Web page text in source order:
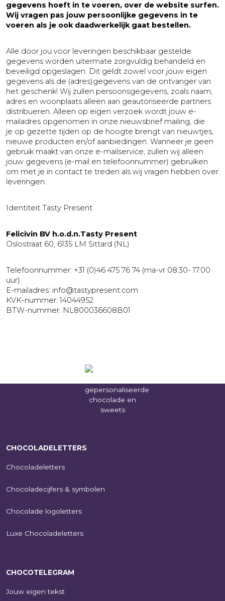
gegevens hoeft in te voeren, over de website surfen.
Wij vragen pas jouw persoonlijke gegevens in te
voeren als je ook daadwerkelijk gaat bestellen.
Alle door jou voor leveringen beschikbaar gestelde
gegevens worden uitermate zorgvuldig behandeld en
beveiligd opgeslagen. Dit geldt zowel voor jouw eigen
gegevens als de (adres)gegevens van de ontvanger van
het geschenk! Wij zullen persoonsgegevens, zoals naam,
adres en woonplaats alleen aan geautoriseerde partners
distribueren. Alleen op eigen verzoek wordt jouw e-
mailadres opgenomen in onze nieuwsbrief mailing, die
je op gezette tijden op de hoogte brengt van nieuwtjes,
nieuwe producten en/of aanbiedingen. Wanneer je geen
gebruik maakt van onze e-mailservice, zullen wij alleen
jouw gegevens (e-mail en telefoonnummer) gebruiken
om met je in contact te treden als wij vragen hebben over
leveringen.
Identiteit Tasty Present
​Felicivin BV h.o.d.n.Tasty Present
Oslostraat 60, 6135 LM Sittard (NL)
Telefoonnummer: +31 (0)46 475 76 74 (ma-vr 08.30- 17.00
uur)
E-mailadres: info@tastypresent.com
KVK-nummer: 14044952
BTW-nummer: NL800036608B01
CHOCOLADELETTERS
Chocoladeletters
Chocoladecijfers & symbolen
Chocolade logoletters
Luxe Chocoladeletters
CHOCOTELEGRAM
Jouw eigen tekst